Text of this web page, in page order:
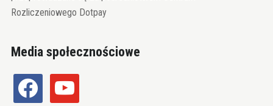
Rozliczeniowego Dotpay
Media społecznościowe
facebook youtube